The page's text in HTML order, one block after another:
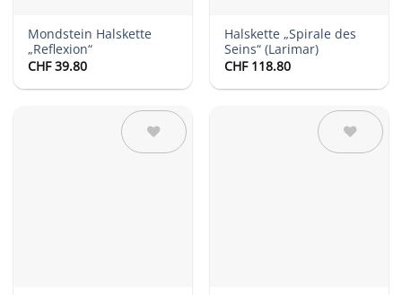
Mondstein Halskette
„Reflexion“
CHF39.80
Halskette „Spirale des
Seins“ (Larimar)
CHF118.80